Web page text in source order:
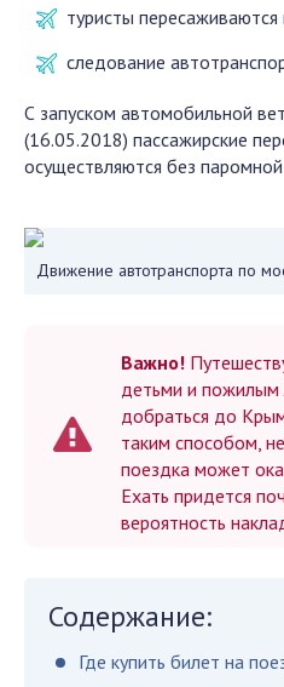
туристы
следование
С запуском автомобильной
(16.05.2018) пассажирские
осуществляются без
Движение автотранспорта по
Важно!
детьми и
добраться до
таким способом,
поездка может
Ехать придется
вероятность
Содержание:
Где купить билет на